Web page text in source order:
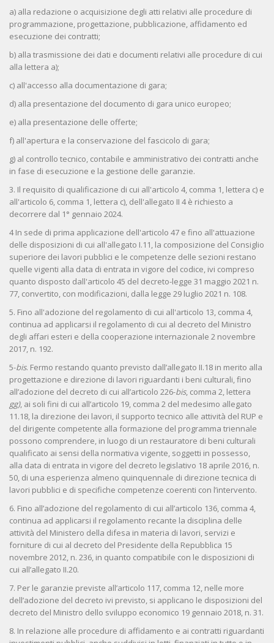
a) alla redazione o acquisizione degli atti relativi alle procedure di
programmazione, progettazione, pubblicazione, affidamento ed
esecuzione dei contratti;
b) alla trasmissione dei dati e documenti relativi alle procedure di cui
alla lettera a);
c) all'accesso alla documentazione di gara;
d) alla presentazione del documento di gara unico europeo;
e) alla presentazione delle offerte;
f) all'apertura e la conservazione del fascicolo di gara;
g) al controllo tecnico, contabile e amministrativo dei contratti anche
in fase di esecuzione e la gestione delle garanzie.
3. Il requisito di qualificazione di cui all'articolo 4, comma 1, lettera c) e
all'articolo 6, comma 1, lettera c), dell'allegato II 4 è richiesto a
decorrere dal 1° gennaio 2024.
4 In sede di prima applicazione dell'articolo 47 e fino all'attuazione
delle disposizioni di cui all'allegato I.11, la composizione del Consiglio
superiore dei lavori pubblici e le competenze delle sezioni restano
quelle vigenti alla data di entrata in vigore del codice, ivi compreso
quanto disposto dall'articolo 45 del decreto-legge 31 maggio 2021 n.
77, convertito, con modificazioni, dalla legge 29 luglio 2021 n. 108.
5. Fino all'adozione del regolamento di cui all'articolo 13, comma 4,
continua ad applicarsi il regolamento di cui al decreto del Ministro
degli affari esteri e della cooperazione internazionale 2 novembre
2017, n. 192.
5-bis. Fermo restando quanto previsto dall’allegato II.18 in merito alla
progettazione e direzione di lavori riguardanti i beni culturali, fino
all’adozione del decreto di cui all’articolo 226-bis, comma 2, lettera
gg), ai soli fini di cui all’articolo 19, comma 2 del medesimo allegato
11.18, la direzione dei lavori, il supporto tecnico alle attività del RUP e
del dirigente competente alla formazione del programma triennale
possono comprendere, in luogo di un restauratore di beni culturali
qualificato ai sensi della normativa vigente, soggetti in possesso,
alla data di entrata in vigore del decreto legislativo 18 aprile 2016, n.
50, di una esperienza almeno quinquennale di direzione tecnica di
lavori pubblici e di specifiche competenze coerenti con l’intervento.
6. Fino all’adozione del regolamento di cui all’articolo 136, comma 4,
continua ad applicarsi il regolamento recante la disciplina delle
attività del Ministero della difesa in materia di lavori, servizi e
forniture di cui al decreto del Presidente della Repubblica 15
novembre 2012, n. 236, in quanto compatibile con le disposizioni di
cui all’allegato II.20.
7. Per le garanzie previste all’articolo 117, comma 12, nelle more
dell’adozione del decreto ivi previsto, si applicano le disposizioni del
decreto del Ministro dello sviluppo economico 19 gennaio 2018, n. 31.
8. In relazione alle procedure di affidamento e ai contratti riguardanti